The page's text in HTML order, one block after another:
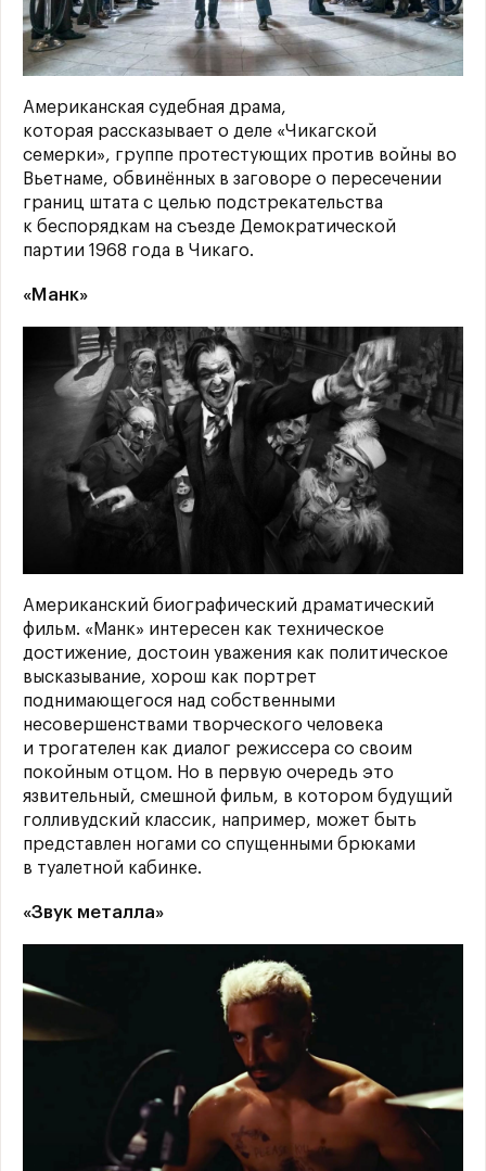
Американская судебная драма,
которая рассказывает о деле «Чикагской
семерки», группе протестующих против войны во
Вьетнаме, обвинённых в заговоре о пересечении
границ штата с целью подстрекательства
к беспорядкам на съезде Демократической
партии 1968 года в Чикаго.
«Манк»
Американский биографический драматический
фильм. «Манк» интересен как техническое
достижение, достоин уважения как политическое
высказывание, хорош как портрет
поднимающегося над собственными
несовершенствами творческого человека
и трогателен как диалог режиссера со своим
покойным отцом. Но в первую очередь это
язвительный, смешной фильм, в котором будущий
голливудский классик, например, может быть
представлен ногами со спущенными брюками
в туалетной кабинке.
«Звук металла»